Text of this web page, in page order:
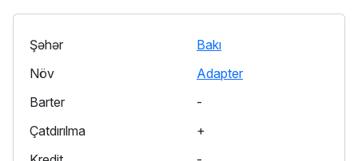
Şəhər
Bakı
Növ
Adapter
Barter
-
Çatdırılma
+